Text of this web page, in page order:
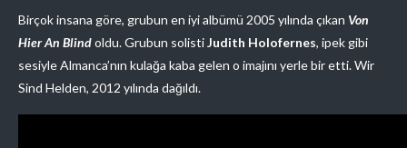
Birçok insana göre, grubun en iyi albümü 2005 yılında çıkan Von
Hier An Blindoldu. Grubun solistiJudith Holofernes, ipek gibi
sesiyle Almanca’nın kulağa kaba gelen o imajını yerle bir etti. Wir
Sind Helden, 2012 yılında dağıldı.